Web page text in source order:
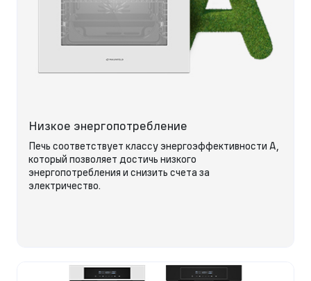
Низкое энергопотребление
Печь соответствует классу энергоэффективности А,
который позволяет достичь низкого
энергопотребления и снизить счета за
электричество.